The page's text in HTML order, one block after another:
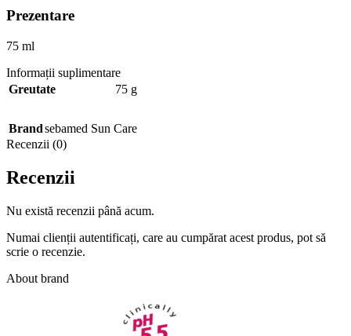
Prezentare
75 ml
Informații suplimentare
Greutate
75 g
Brandsebamed Sun Care
Recenzii (0)
Recenzii
Nu există recenzii până acum.
Numai clienții autentificați, care au cumpărat acest produs, pot să
scrie o recenzie.
About brand